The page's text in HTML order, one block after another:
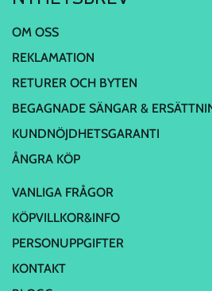
OM OSS
REKLAMATION
RETURER OCH BYTEN
BEGAGNADE SÄNGAR &
KUNDNÖJDHETSGARANTI
ÅNGRA KÖP
VANLIGA FRÅGOR
KÖPVILLKOR&INFO
PERSONUPPGIFTER
KONTAKT